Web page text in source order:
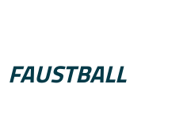
FAUSTBALL